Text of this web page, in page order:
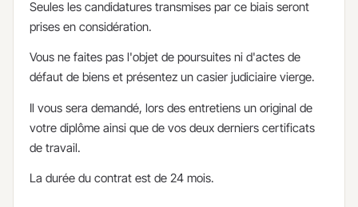
Seules les candidatures transmises par ce biais seront
prises en considération.
Vous ne faites pas l'objet de poursuites ni d'actes de
défaut de biens et présentez un casier judiciaire vierge.​​​
Il vous sera demandé, lors des entretiens un original de
votre diplôme ainsi que de vos deux derniers certificats
de travail.
La durée du contrat est de 24 mois.